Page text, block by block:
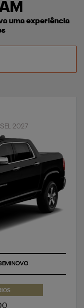
uma experiência
2027